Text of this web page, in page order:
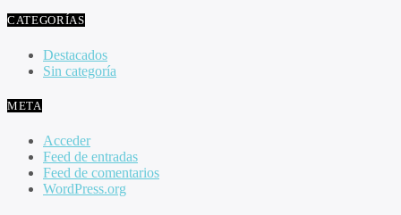
CATEGORÍAS
Destacados
Sin categoría
META
Acceder
Feed de entradas
Feed de comentarios
WordPress.org